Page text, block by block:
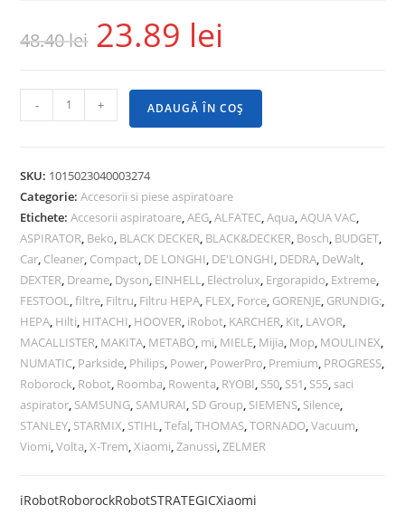
48.40lei 23.89 lei
- + ADAUGĂ ÎN COȘ
SKU: 1015023040003274
Categorie:Accesorii si piese aspiratoare
Etichete:Accesorii aspiratoare,AEG,ALFATEC,Aqua,AQUA VAC,
ASPIRATOR, Beko, BLACK DECKER, BLACK&DECKER, Bosch, BUDGET,
Car, Cleaner, Compact, DE LONGHI, DE'LONGHI, DEDRA, DeWalt,
DEXTER, Dreame, Dyson, EINHELL, Electrolux, Ergorapido, Extreme,
FESTOOL,filtre, Filtru, Filtru HEPA, FLEX, Force, GORENJE, GRUNDIG:,
HEPA, Hilti, HITACHI, HOOVER, iRobot, KARCHER, Kit, LAVOR,
MACALLISTER, MAKITA, METABO, mi, MIELE, Mijia, Mop, MOULINEX,
NUMATIC, Parkside, Philips, Power, PowerPro, Premium, PROGRESS,
Roborock, Robot, Roomba, Rowenta, RYOBI, S50, S51, S55, saci
aspirator, SAMSUNG, SAMURAI, SD Group, SIEMENS, Silence,
STANLEY, STARMIX, STIHL,Tefal,THOMAS,TORNADO,Vacuum,
Viomi,Volta,X-Trem,Xiaomi,Zanussi,ZELMER
iRobotRoborockRobotSTRATEGICXiaomi